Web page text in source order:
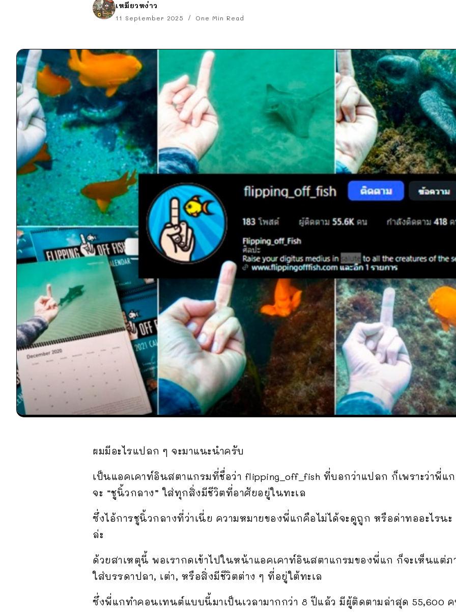
เหมียวหง่าว
11 September 2025 One Min Read
ผมมีอะไรแปลก ๆ จะมาแนะนำครับ
เป็นแอคเคาท์อินสตาแกรมที่ชื่อว่า flipping_off_fish ที่บอกว่าแปลก ก็เพราะว่าพี่แ
จะ “ชูนิ้วกลาง” ใส่ทุกสิ่งมีชีวิตที่อาศัยอยู่ในทะเล
ซึ่งไอ้การชูนิ้วกลางที่ว่าเนี่ย ความหมายของพี่แกคือไม่ได้จะดูถูก หรือด่าทออะไรน
ล่ะ
ด้วยสาเหตุนี้ พอเรากดเข้าไปในหน้าแอคเคาท์อินสตาแกรมของพี่แก ก็จะเห็นแต่ภ
ใส่บรรดาปลา, เต่า, หรือสิ่งมีชีวิตต่าง ๆ ที่อยู่ใต้ทะเล
ซึ่งพี่แกทำคอนเทนต์แบบนี้มาเป็นเวลามากกว่า 8 ปีแล้ว มีผู้ติดตามล่าสุด 55,600